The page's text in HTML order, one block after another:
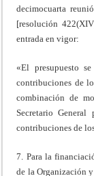
decimocuarta
[resolución
entrada en vigor:
«El presupuesto
contribuciones de
combinación de
Secretario
contribuciones de
7. Para la
de la Organización